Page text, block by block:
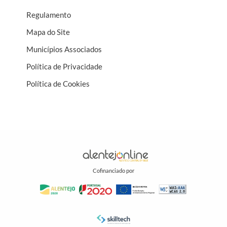
potencial económico de toda a região.
Regulamento
Mapa do Site
Municípios Associados
Política de Privacidade
Política de Cookies
Cofinanciado por